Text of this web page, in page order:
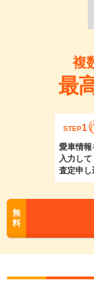
複
最
STEP1
愛車情報
入力して
査定申し
無
料